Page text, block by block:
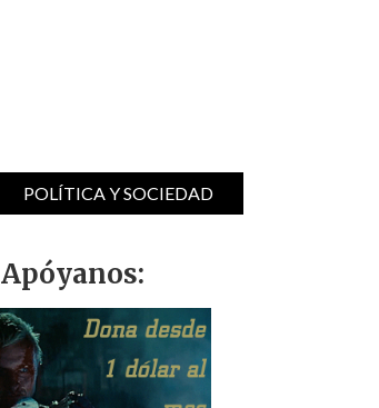
POLÍTICA Y SOCIEDAD
Apóyanos: